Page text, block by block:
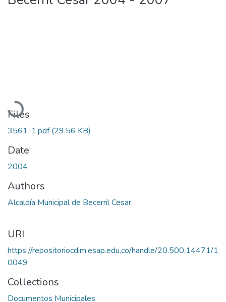
Loading...
Files
3561-1.pdf(29.56 KB)
Date
2004
Authors
Alcaldía Municipal de Becerril Cesar
URI
https://repositoriocdim.esap.edu.co/handle/20.500.14471/1
0049
Collections
Documentos Municipales